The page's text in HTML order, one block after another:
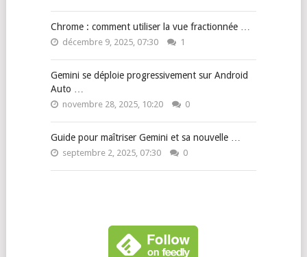
Chrome : comment utiliser la vue fractionnée …
décembre 9, 2025, 07:30 1
Gemini se déploie progressivement sur Android
Auto …
novembre 28, 2025, 10:20 0
Guide pour maîtriser Gemini et sa nouvelle …
septembre 2, 2025, 07:30 0